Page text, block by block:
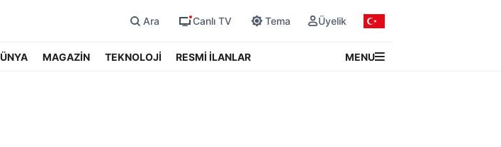
Ara Canlı TV Tema Üyelik
MAGAZİN TEKNOLOJİ RESMİ İLANLAR MENU